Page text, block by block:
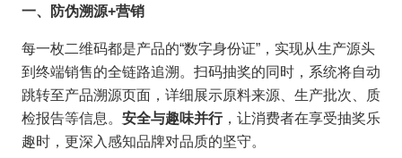
一、防伪溯源+营销
每一枚二维码都是产品的“数字身份证”，实现从生产源头
到终端销售的全链路追溯。扫码抽奖的同时，系统将自动
跳转至产品溯源页面，详细展示原料来源、生产批次、质
检报告等信息。 安全与趣味并行，让消费者在享受抽奖乐
趣时，更深入感知品牌对品质的坚守。